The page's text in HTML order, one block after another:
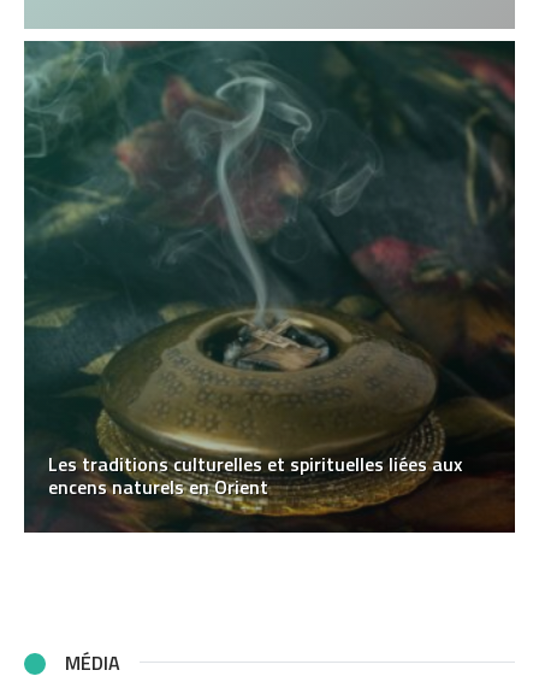
Les traditions culturelles et spirituelles liées aux
encens naturels en Orient
MÉDIA